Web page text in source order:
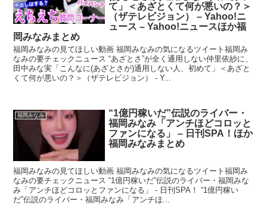
て」＜あざとくて何が悪いの？＞
（ザテレビジョン） – Yahoo!ニ
ュース – Yahoo!ニュースほか福
岡みなみまとめ
福岡みなみの見てほしい動画 福岡みなみの気になるツイート福岡み
なみの要チェックニュース “あざとさ”が全く通用しない仲里依紗に、
田中みな実「こんなに(あざとさが)通用しない人、初めて」＜あざと
くて何が悪いの？＞（ザテレビジョン） - Y...
福岡みなみ
“1億円稼いだ”伝説のライバー・
福岡みなみ「アンチほどコロッと
ファンになる」 – 日刊SPA！ほか
福岡みなみまとめ
福岡みなみの見てほしい動画 福岡みなみの気になるツイート福岡み
なみの要チェックニュース “1億円稼いだ”伝説のライバー・福岡みな
み「アンチほどコロッとファンになる」 - 日刊SPA！ “1億円稼い
だ”伝説のライバー・福岡みなみ「アンチほ...